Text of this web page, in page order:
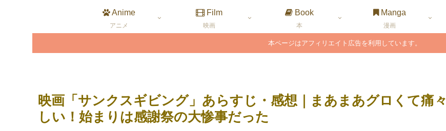
Anime
アニメ
Film
映画
Book
本
Manga
漫画
本ページはアフィリエイト広告を利用しています。
映画「サンクスギビング」あらすじ・感想｜まあまあグロくて痛々
しい！始まりは感謝祭の大惨事だった